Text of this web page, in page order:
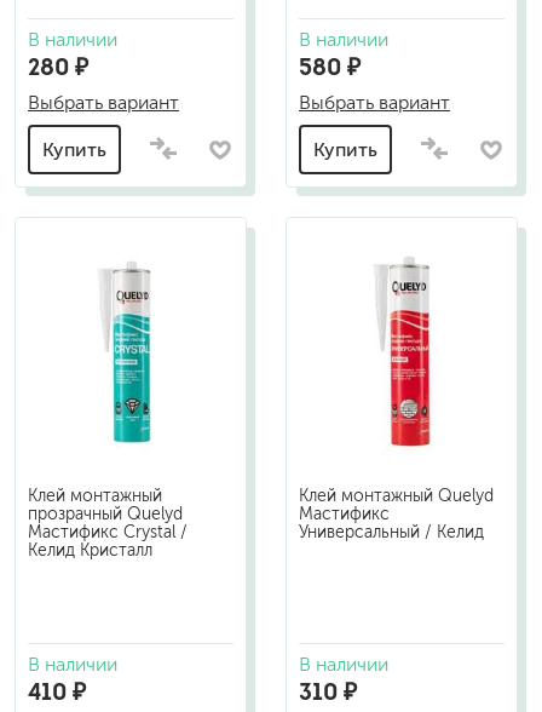
В наличии
280 ₽
Выбрать вариант
Купить
В наличии
580 ₽
Выбрать вариант
Купить
Клей монтажный
прозрачный Quelyd
Мастификс Crystal /
Келид Кристалл
В наличии
410 ₽
Клей монтажный Quelyd
Мастификс
Универсальный / Келид
В наличии
310 ₽